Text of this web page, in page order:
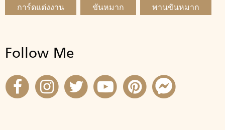
การ์ดแต่งงาน
ขันหมาก พานขันหมาก
Follow Me